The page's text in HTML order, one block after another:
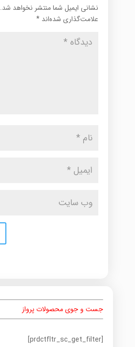
نشانی ایمیل شما منتشر نخواهد شد.
علامت‌گذاری شده‌اند *
جست و جوی محصولات پرواز
[prdctfltr_sc_get_filter]